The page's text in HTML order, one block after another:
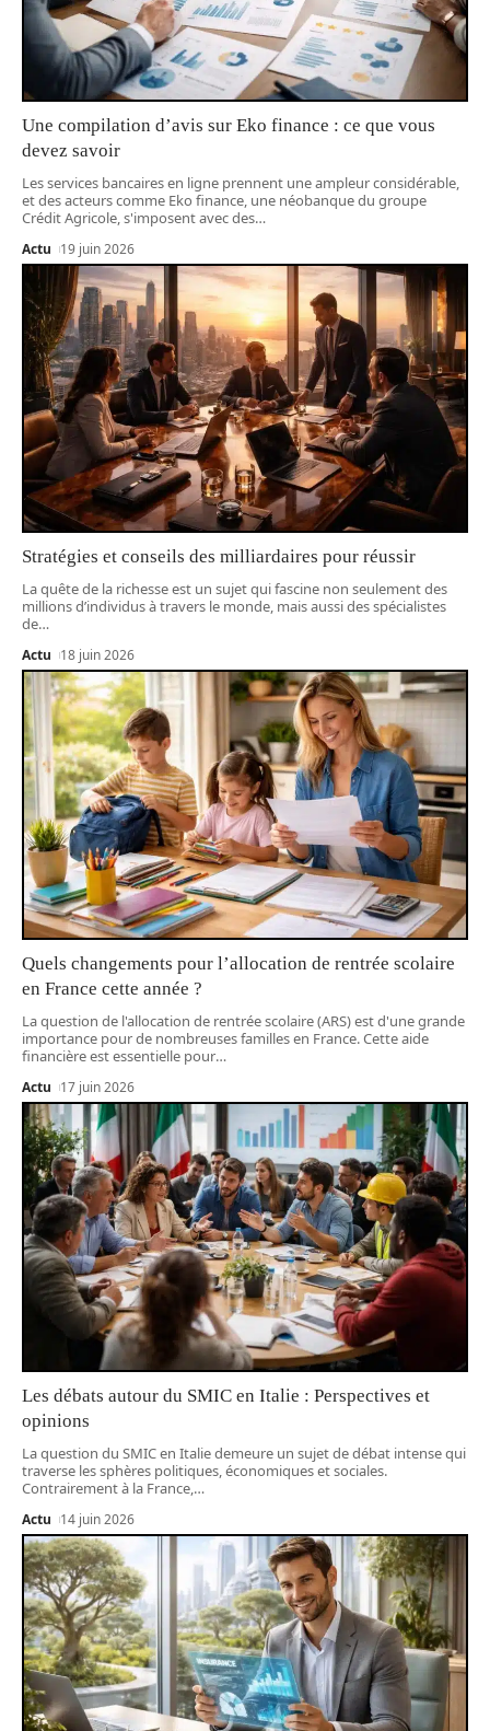
Une compilation d’avis sur Eko finance : ce que vous
devez savoir
Les services bancaires en ligne prennent une ampleur considérable,
et des acteurs comme Eko finance, une néobanque du groupe
Crédit Agricole, s'imposent avec des…
Actu 19 juin 2026
Stratégies et conseils des milliardaires pour réussir
La quête de la richesse est un sujet qui fascine non seulement des
millions d’individus à travers le monde, mais aussi des spécialistes
de…
Actu 18 juin 2026
Quels changements pour l’allocation de rentrée scolaire
en France cette année ?
La question de l'allocation de rentrée scolaire (ARS) est d'une grande
importance pour de nombreuses familles en France. Cette aide
financière est essentielle pour…
Actu 17 juin 2026
Les débats autour du SMIC en Italie : Perspectives et
opinions
La question du SMIC en Italie demeure un sujet de débat intense qui
traverse les sphères politiques, économiques et sociales.
Contrairement à la France,…
Actu 14 juin 2026